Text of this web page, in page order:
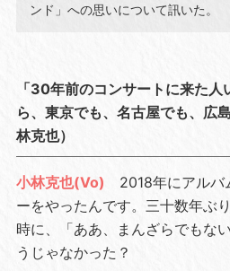
ンド」への思いについて訊いた。
「30年前のコンサートに来た
ら、東京でも、名古屋でも、広
林克也）
小林克也(Vo)
2018年にアルバ
ーをやったんです。三十数年ぶ
時に、「ああ、まんざらでもな
うじゃなかった？